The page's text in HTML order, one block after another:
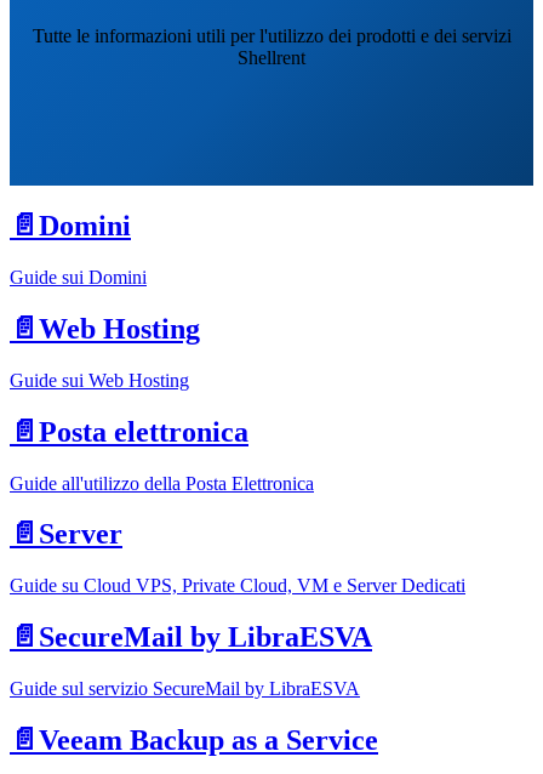
Tutte le informazioni utili per l'utilizzo dei prodotti e dei servizi
Shellrent
📄️ Domini
Guide sui Domini
📄️ Web Hosting
Guide sui Web Hosting
📄️ Posta elettronica
Guide all'utilizzo della Posta Elettronica
📄️ Server
Guide su Cloud VPS, Private Cloud, VM e Server Dedicati
📄️ SecureMail by LibraESVA
Guide sul servizio SecureMail by LibraESVA
📄️ Veeam Backup as a Service